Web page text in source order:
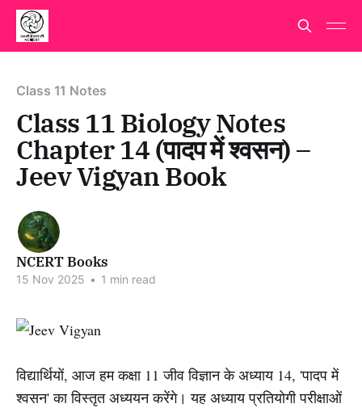
Class 11 Notes
Class 11 Biology Notes
Chapter 14 (पादप में श्वसन) –
Jeev Vigyan Book
NCERT Books
15 Nov 2025 • 1 min read
विद्यार्थियों, आज हम कक्षा 11 जीव विज्ञान के अध्याय 14, 'पादप में
श्वसन' का विस्तृत अध्ययन करेंगे। यह अध्याय प्रतियोगी परीक्षाओं